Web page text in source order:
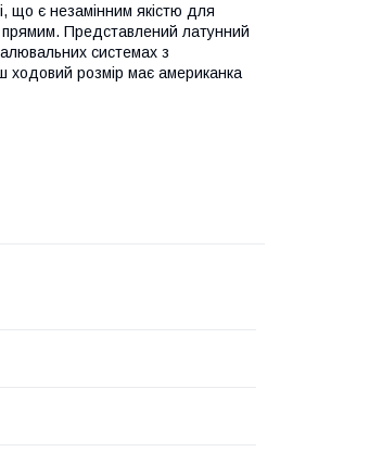
що є незамінним якістю для
прямим. Представлений латунний
системах з
ходовий розмір має американка